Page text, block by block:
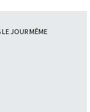
LE JOUR MÊME